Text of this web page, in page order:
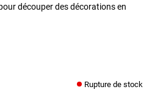
découper des décorations en
Rupture de stock